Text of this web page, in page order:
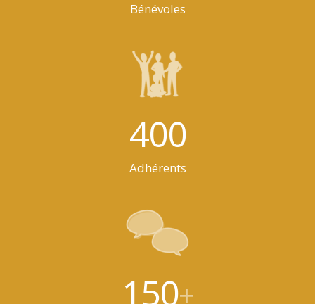
Bénévoles
400
Adhérents
150+